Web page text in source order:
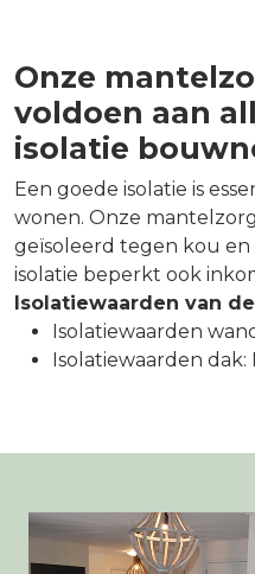
Onze
voldoen aan
isolatie
Een goede isolatie is
wonen. Onze
geïsoleerd tegen kou en
isolatie beperkt ook
Isolatiewaarden van
Isolatiewaarden
Isolatiewaarden dak: